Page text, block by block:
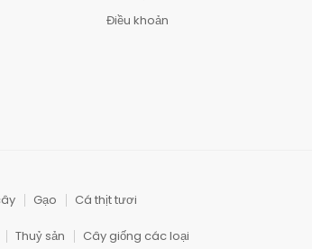
Điều khoản
Gạo Cá thịt tươi
Thuỷ sản Cây giống các loại